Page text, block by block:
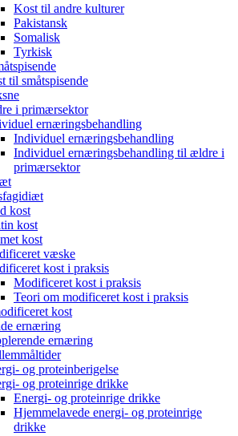
Kost til andre kulturer
Pakistansk
Somalisk
Tyrkisk
til småtspisende
i primærsektor
ernæringsbehandling
Individuel ernæringsbehandling
Individuel ernæringsbehandling til ældre i
primærsektor
kost
kost
kost
væske
kost i praksis
Modificeret kost i praksis
Teori om modificeret kost i praksis
kost
ernæring
ernæring
og proteinberigelse
og proteinrige drikke
Energi- og proteinrige drikke
Hjemmelavede energi- og proteinrige
drikke